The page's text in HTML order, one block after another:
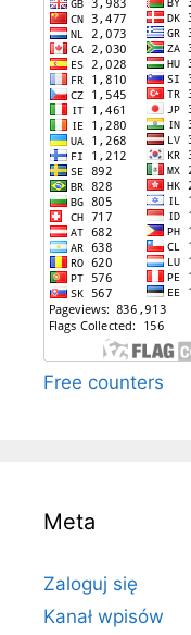
Free counters
Meta
Zaloguj się
Kanał wpisów